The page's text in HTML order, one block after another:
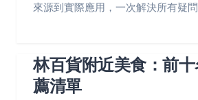
來源到實際應用，一次解決所有疑問
林百貨附近美食：前
薦清單